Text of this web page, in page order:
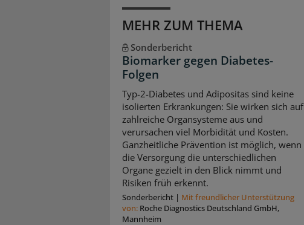
MEHR ZUM THEMA
Sonderbericht
Biomarker gegen Diabetes-
Folgen
Typ-2-Diabetes und Adipositas sind keine
isolierten Erkrankungen: Sie wirken sich auf
zahlreiche Organsysteme aus und
verursachen viel Morbidität und Kosten.
Ganzheitliche Prävention ist möglich, wenn
die Versorgung die unterschiedlichen
Organe gezielt in den Blick nimmt und
Risiken früh erkennt.
Sonderbericht | Mit freundlicher Unterstützung
von: Roche Diagnostics Deutschland GmbH,
Mannheim